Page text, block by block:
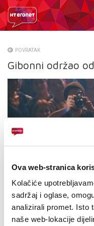
Ova web-stranica
Kolačiće
sadržaj i oglase,
analizirali promet. Isto
naše web-lokacije
O NAMA
PRESS
NATJEČAJI
VELEPRODAJA
MOJ PROFIL
E-RAČUN
POVRATAK
Gibonni održao